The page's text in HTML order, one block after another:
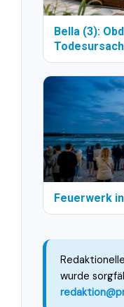
Bella (3):
Feuerwerk
wurde